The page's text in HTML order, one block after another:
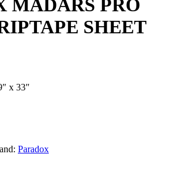
MADARS PRO
SHEET
x 33″
Paradox